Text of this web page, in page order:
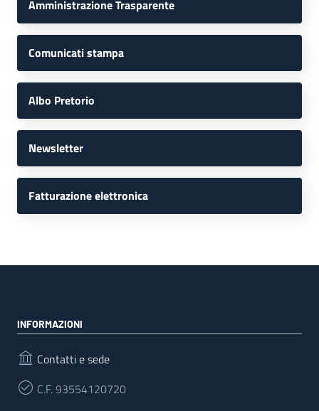
Amministrazione Trasparente
Comunicati stampa
Albo Pretorio
Newsletter
Fatturazione elettronica
INFORMAZIONI
Contatti e sede
C.F.93554120720